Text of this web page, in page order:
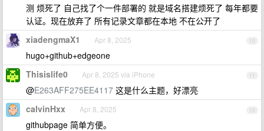
测 烦死了 自己找了个一件部署的 就是域名搭建烦死了 每年都要
认证。现在放弃了 所有记录文章都在本地 不在公开了
10
xiadengmaX1 Apr 8, 2025
hugo+github+edgeone
11
Thisislife0 Apr 8, 2025 via iPhone
@E263AFF275EE4117 这是什么主题，好漂亮
12
calvinHxx Apr 8, 2025
githubpage 简单方便。